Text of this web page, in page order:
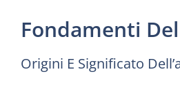
Fondamenti
Origini E Significato